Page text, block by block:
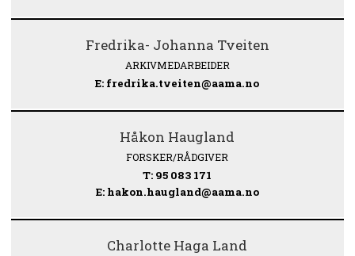
Fredrika- Johanna Tveiten
ARKIVMEDARBEIDER
E: fredrika.tveiten@aama.no
Håkon Haugland
FORSKER/RÅDGIVER
T: 95 083 171
E: hakon.haugland@aama.no
Charlotte Haga Land